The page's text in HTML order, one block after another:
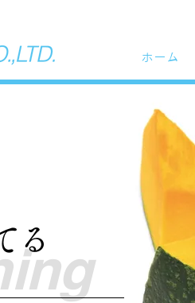
ホーム
る